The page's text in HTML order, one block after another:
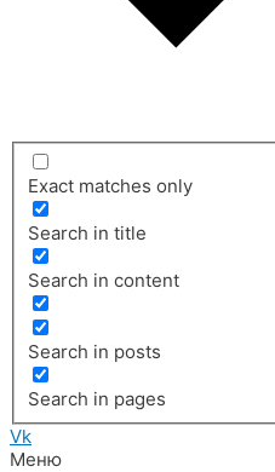
Exact matches only
Search in title
Search in content
Search in posts
Search in pages
Vk
Меню